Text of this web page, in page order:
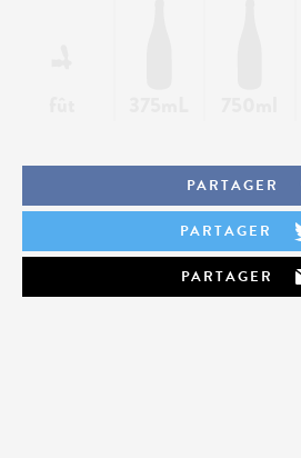
PARTAGER
PARTAGER
PARTAGER